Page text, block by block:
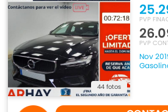
44 fotos
PVP
PVP
Nov